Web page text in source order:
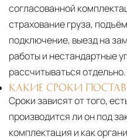
согласованной
страхование груза,
подключение, выезд на
работы и нестандартные
рассчитываться отдельно.
КАКИЕ СРОКИ
Сроки зависят от того,
производится ли он под
комплектация и как